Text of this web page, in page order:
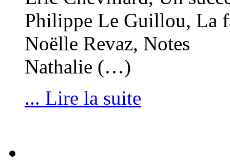
Philippe Le Guillou, La
Noëlle Revaz, Notes
Nathalie (…)
... Lire la suite